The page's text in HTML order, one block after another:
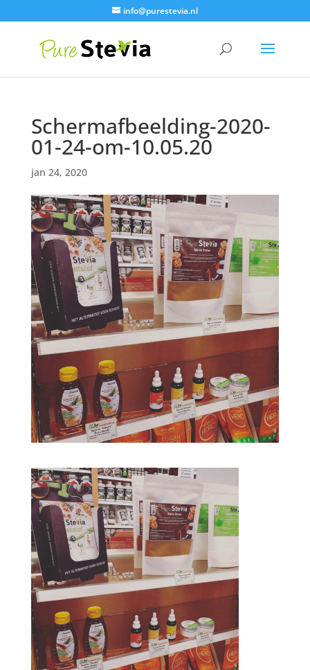
info@purestevia.nl
Schermafbeelding-2020-
01-24-om-10.05.20
jan 24, 2020